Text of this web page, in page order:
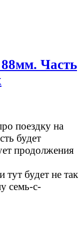
Часть
поездку на
будет
продолжения
будет не так
семь-с-